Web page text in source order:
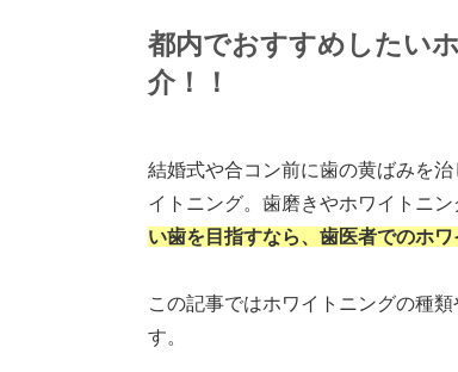
都内でおすすめしたい
介！！
結婚式や合コン前に歯の黄ばみを
イトニング。歯磨きやホワイトニ
い歯を目指すなら、歯医者でのホ
この記事ではホワイトニングの種
す。